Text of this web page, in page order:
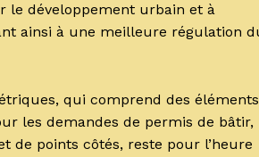
le développement urbain et à
ainsi à une meilleure régulation
qui comprend des éléments
les demandes de permis de bâtir,
de points côtés, reste pour l’heure